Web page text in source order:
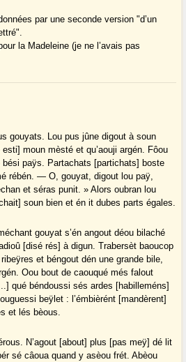
par une seconde version "d’un
la Madeleine (je ne l’avais pas
gouyats. Lou pus jûne digout à soun
moun mèsté et qu’aouji argén. Fôou
bési paÿs. Partachats [partichats] boste
rébén. — O, gouyat, digout lou paÿ,
et séras punit. » Alors oubran lou
soun bien et én it dubes parts égales.
gouyat s’én angout déou bilaché
[disé rés] à digun. Trabersèt baoucop
et béngout dén une grande bile,
Oou bout de caouqué més falout
qué béndoussi sés ardes [habilleméns]
beÿlet : l’émbièrént [mandèrent]
et lés bèous.
N’agout [about] plus [pas meÿ] dé lit
sé câoua quand y asèou frét. Abèou